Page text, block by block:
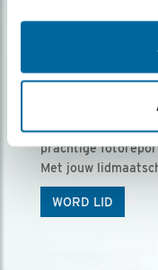
Ontvang 5 x
Vogels is het
prachtige
Met jouw
WORD LID